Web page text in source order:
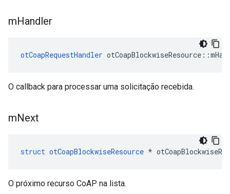
mHandler
otCoapRequestHandler otCoapBlockwiseResource ::
O callback para processar uma solicitação recebida.
mNext
struct otCoapBlockwiseResource *
O próximo recurso CoAP na lista.